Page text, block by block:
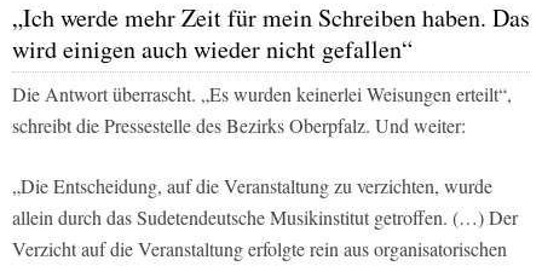
„Ich werde mehr Zeit für mein Schreiben haben. Das
wird einigen auch wieder nicht gefallen“
Die Antwort überrascht. „Es wurden keinerlei Weisungen erteilt“,
schreibt die Pressestelle des Bezirks Oberpfalz. Und weiter:
„Die Entscheidung, auf die Veranstaltung zu verzichten, wurde
allein durch das Sudetendeutsche Musikinstitut getroffen. (…) Der
Verzicht auf die Veranstaltung erfolgte rein aus organisatorischen